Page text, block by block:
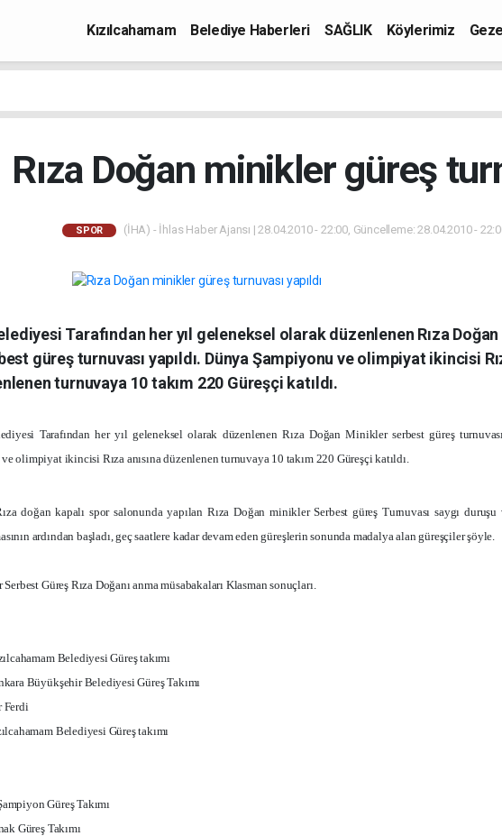
Kızılcahamam Belediye Haberleri SAĞLIK Köylerimiz
Rıza Doğan minikler güreş
SPOR (İHA) - İhlas Haber Ajansı | 28.04.2010 - 22:00, Güncelleme: 28.04.2010 -
Tarafından her yıl geleneksel olarak düzenlenen Rıza Doğan
güreş turnuvası yapıldı. Dünya Şampiyonu ve olimpiyat ikincisi
turnuvaya 10 takım 220 Güreşçi katıldı.
Tarafından her yıl geleneksel olarak düzenlenen Rıza Doğan Minikler serbest güreş turnuvası
olimpiyat ikincisi Rıza anısına düzenlenen turnuvaya 10 takım 220 Güreşçi katıldı.
Rıza doğan kapalı spor salonunda yapılan Rıza Doğan minikler Serbest güreş Turnuvası saygı
ardından başladı, geç saatlere kadar devameden güreşlerin sonunda madalya alan güreşçiler şöyle.
Güreş Rıza Doğanı anma müsabakaları Klasman sonuçları.
Belediyesi Güreş takımı
Büyükşehir Belediyesi Güreş Takımı
Ferdi
Belediyesi Güreş takımı
Güreş Takımı
Güreş Takımı